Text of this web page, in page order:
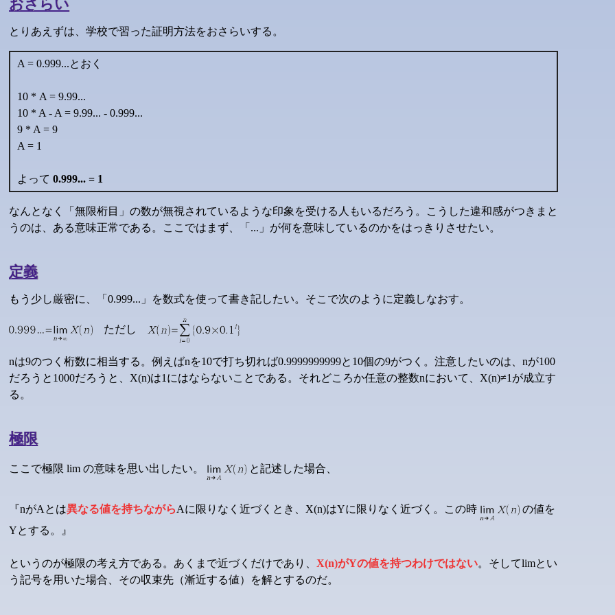
おさらい
とりあえずは、学校で習った証明方法をおさらいする。
A = 0.999...とおく
10 * A = 9.99...
10 * A - A = 9.99... - 0.999...
9 * A = 9
A = 1
よって 0.999... = 1
なんとなく「無限桁目」の数が無視されているような印象を受ける人もいるだろう。こうした違和感がつきまと
うのは、ある意味正常である。ここではまず、「...」が何を意味しているのかをはっきりさせたい。
定義
もう少し厳密に、「0.999...」を数式を使って書き記したい。そこで次のように定義しなおす。
ただし
nは9のつく桁数に相当する。例えばnを10で打ち切れば0.9999999999と10個の9がつく。注意したいのは、nが100
だろうと1000だろうと、X(n)は1にはならないことである。それどころか任意の整数nにおいて、X(n)≠1が成立す
る。
極限
ここで極限 lim の意味を思い出したい。 と記述した場合、
『nがAとは異なる値を持ちながらAに限りなく近づくとき、X(n)はYに限りなく近づく。この時
の値を
Yとする。』
というのが極限の考え方である。あくまで近づくだけであり、 X(n)がYの値を持つわけではない。そしてlimとい
う記号を用いた場合、その収束先（漸近する値）を解とするのだ。